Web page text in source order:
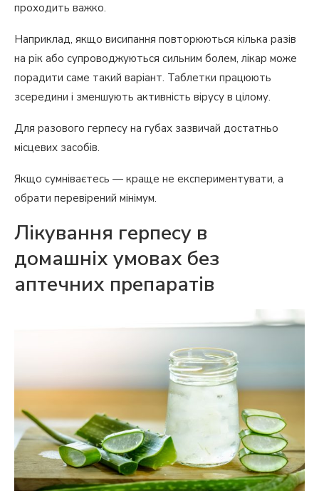
проходить важко.
Наприклад, якщо висипання повторюються кілька разів
на рік або супроводжуються сильним болем, лікар може
порадити саме такий варіант. Таблетки працюють
зсередини і зменшують активність вірусу в цілому.
Для разового герпесу на губах зазвичай достатньо
місцевих засобів.
Якщо сумніваєтесь — краще не експериментувати, а
обрати перевірений мінімум.
Лікування герпесу в
домашніх умовах без
аптечних препаратів